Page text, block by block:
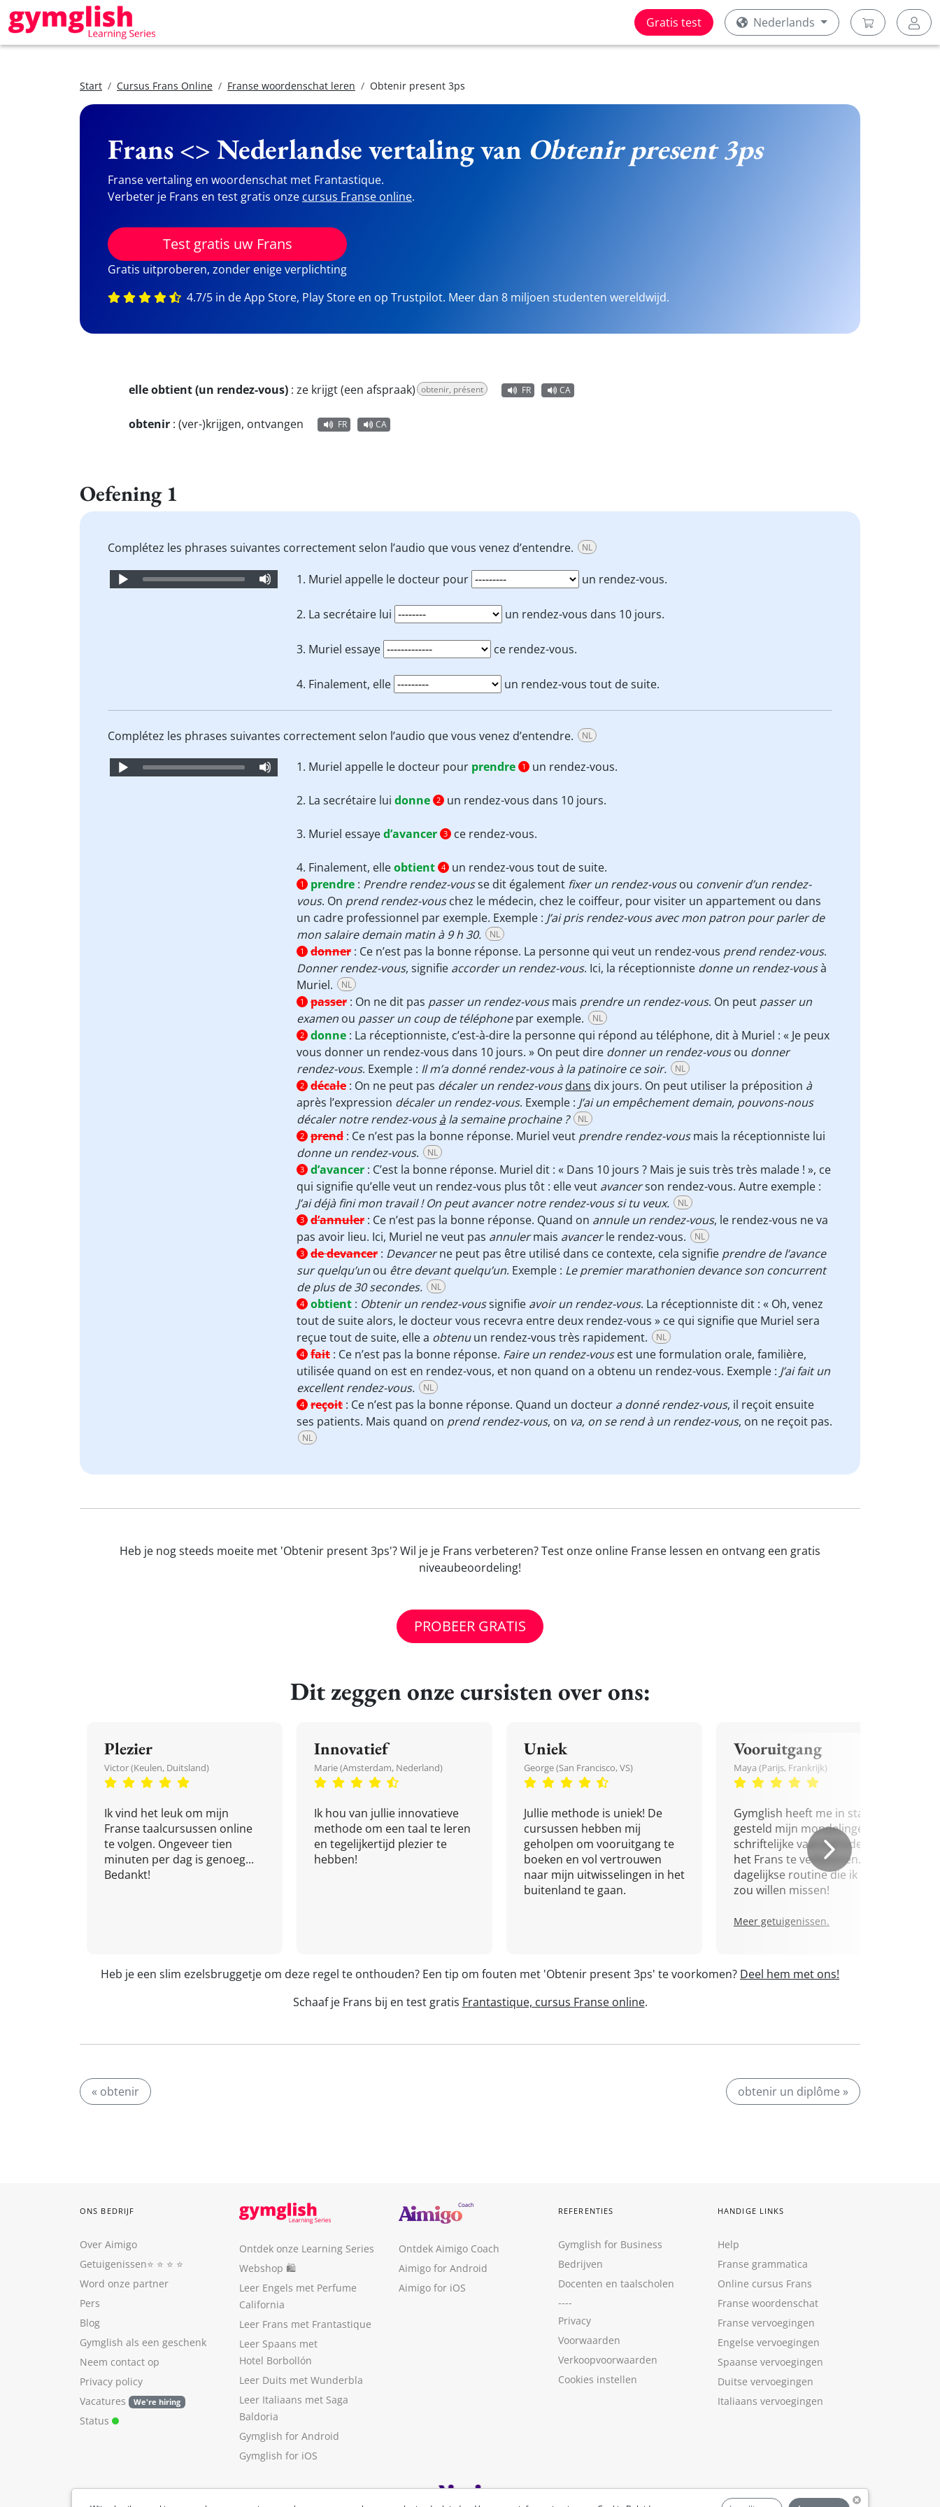
Gratis test Nederlands
Start Cursus Frans Online Franse woordenschat leren Obtenir present 3ps
Frans <> Nederlandse vertaling van Obtenir present 3ps
Franse vertaling en woordenschat met Frantastique.
Verbeter je Frans en test gratis onze cursus Franse online.
Test gratis uw Frans
Gratis uitproberen, zonder enige verplichting
4.7/5 in de App Store, Play Store en op Trustpilot. Meer dan 8 miljoen studenten wereldwijd.
elle obtient (un rendez-vous) : ze krijgt (een afspraak) obtenir, présent FR CA
obtenir : (ver-)krijgen, ontvangen FR CA
Oefening 1
Complétez les phrases suivantes correctement selon l’audio que vous venez d’entendre. NL
Audio
1. Muriel appelle le docteur pour un rendez-vous.
2. La secrétaire lui un rendez-vous dans 10 jours.
3. Muriel essaye ce rendez-vous.
4. Finalement, elle un rendez-vous tout de suite.
Complétez les phrases suivantes correctement selon l’audio que vous venez d’entendre. NL
Audio
1. Muriel appelle le docteur pour prendre 1 un rendez-vous.
2. La secrétaire lui donne 2 un rendez-vous dans 10 jours.
3. Muriel essayed’avancer 3 ce rendez-vous.
4. Finalement, elleobtient 4 un rendez-vous tout de suite.
1 prendre : Prendre rendez-vousse dit également fixer un rendez-vousou convenir d’un rendez-
vous. On prend rendez-vouschez le médecin, chez le coiffeur, pour visiter un appartement ou dans
un cadre professionnel par exemple. Exemple : J’ai pris rendez-vous avec mon patron pour parler de
mon salaire demain matin à 9 h 30.
NL
1 donner : Ce n’est pas la bonne réponse. La personne qui veut un rendez-vous prend rendez-vous.
Donner rendez-vous, signifie accorder un rendez-vous. Ici, la réceptionniste donne un rendez-vousà
Muriel.
NL
1 passer : On ne dit pas passer un rendez-vousmais prendre un rendez-vous. On peut passer un
examen ou passer un coup de téléphonepar exemple. NL
2 donne : La réceptionniste, c’est-à-dire la personne qui répond au téléphone, dit à Muriel : « Je peux
vous donner un rendez-vous dans 10 jours. » On peut dire donner un rendez-vousou donner
rendez-vous. Exemple : Il m’a donné rendez-vous à la patinoire ce soir. NL
2 décale : On ne peut pas décaler un rendez-vous dans dix jours. On peut utiliser la préposition à
après l’expression décaler un rendez-vous. Exemple : J’ai un empêchement demain, pouvons-nous
décaler notre rendez-vousàla semaine prochaine ? NL
2 prend : Ce n’est pas la bonne réponse. Muriel veut prendre rendez-vousmais la réceptionniste lui
donne un rendez-vous. NL
3 d’avancer : C’est la bonne réponse. Muriel dit : « Dans 10 jours ? Mais je suis très très malade ! », ce
qui signifie qu’elle veut un rendez-vous plus tôt : elle veut avancerson rendez-vous. Autre exemple :
J’ai déjà fini mon travail ! On peut avancer notre rendez-vous si tu veux.
NL
3 d’annuler : Ce n’est pas la bonne réponse. Quand on annule un rendez-vous, le rendez-vous ne va
pas avoir lieu. Ici, Muriel ne veut pas annulermais avancerle rendez-vous. NL
3 de devancer : Devancerne peut pas être utilisé dans ce contexte, cela signifie prendre de l’avance
sur quelqu’un ou être devant quelqu’un. Exemple : Le premier marathonien devance son concurrent
de plus de 30 secondes.
NL
4 obtient : Obtenir un rendez-voussignifie avoir un rendez-vous. La réceptionniste dit : « Oh, venez
tout de suite alors, le docteur vous recevra entre deux rendez-vous » ce qui signifie que Muriel sera
reçue tout de suite, elle a obtenuun rendez-vous très rapidement. NL
4 fait : Ce n’est pas la bonne réponse. Faire un rendez-vousest une formulation orale, familière,
utilisée quand on est en rendez-vous, et non quand on a obtenu un rendez-vous. Exemple : J’ai fait un
excellent rendez-vous.
NL
4 reçoit : Ce n’est pas la bonne réponse. Quand un docteur a donné rendez-vous, il reçoit ensuite
ses patients. Mais quand on prend rendez-vous, on va, on se rend à un rendez-vous, on ne reçoit pas.
NL
Heb je nog steeds moeite met 'Obtenir present 3ps'? Wil je je Frans verbeteren? Test onze online Franse lessen en ontvang een gratis
niveaubeoordeling!
PROBEER GRATIS
Dit zeggen onze cursisten over ons:
Plezier
Victor (Keulen, Duitsland)
Ik vind het leuk om mijn
Franse taalcursussen online
te volgen. Ongeveer tien
minuten per dag is genoeg...
Bedankt!
Innovatief
Marie (Amsterdam, Nederland)
Ik hou van jullie innovatieve
methode om een taal te leren
en tegelijkertijd plezier te
hebben!
Uniek
George (San Francisco, VS)
Jullie methode is uniek! De
cursussen hebben mij
geholpen om vooruitgang te
boeken en vol vertrouwen
naar mijn uitwisselingen in het
buitenland te gaan.
Vooruitgang
Maya (Parijs, Frankrijk)
Gymglish heeft me in staat
gesteld mijn mondelinge en
schriftelijke vaardigheden in
het Frans te verbeteren. Een
dagelijkse routine die ik niet
zou willen missen!
Meer getuigenissen.
Heb je een slim ezelsbruggetje om deze regel te onthouden? Een tip om fouten met 'Obtenir present 3ps' te voorkomen? Deel hem met ons!
Schaaf je Frans bij en test gratis Frantastique, cursus Franse online.
« obtenir obtenir un diplôme »
ONS BEDRIJF
Over Aimigo
Getuigenissen⭐️ ⭐️ ⭐️ ⭐️
Word onze partner
Pers
Blog
Gymglish als een geschenk
Neem contact op
Privacy policy
Vacatures
We're hiring
Status
Ontdek onze Learning Series
Webshop 🛍
Leer Engels met Perfume
California
Leer Frans met Frantastique
Leer Spaans met
Hotel Borbollón
Leer Duits met Wunderbla
Leer Italiaans met Saga
Baldoria
Gymglish for Android
Gymglish for iOS
Ontdek Aimigo Coach
Aimigo for Android
Aimigo for iOS
REFERENTIES
Gymglish for Business
Bedrijven
Docenten en taalscholen
----
Privacy
Voorwaarden
Verkoopvoorwaarden
Cookies instellen
HANDIGE LINKS
Help
Franse grammatica
Online cursus Frans
Franse woordenschat
Franse vervoegingen
Engelse vervoegingen
Spaanse vervoegingen
Duitse vervoegingen
Italiaans vervoegingen